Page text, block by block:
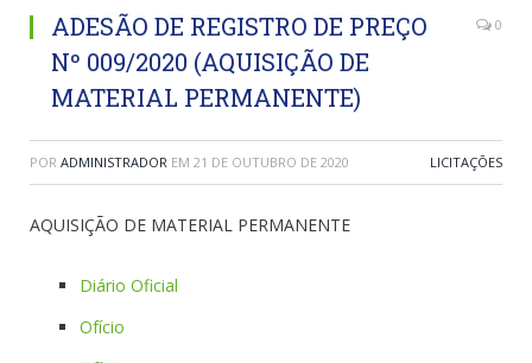
ADESÃO DE REGISTRO DE PREÇO
Nº 009/2020 (AQUISIÇÃO DE
MATERIAL PERMANENTE)
0
POR ADMINISTRADOR EM 21 DE OUTUBRO DE 2020 LICITAÇÕES
AQUISIÇÃO DE MATERIAL PERMANENTE
Diário Oficial
Ofício